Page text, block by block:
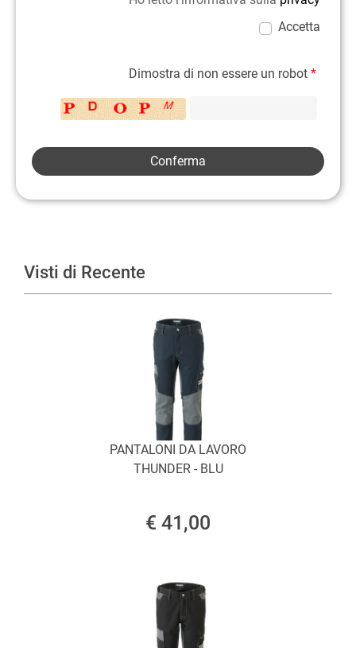
Accetta
Dimostra di non essere un robot *
Visti di Recente
PANTALONI DA LAVORO
THUNDER - BLU
€ 41,00